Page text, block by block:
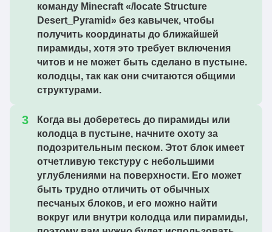
команду Minecraft «/locate Structure
Desert_Pyramid» без кавычек, чтобы
получить координаты до ближайшей
пирамиды, хотя это требует включения
читов и не может быть сделано в пустыне.
колодцы, так как они считаются общими
структурами.
Когда вы доберетесь до пирамиды или
колодца в пустыне, начните охоту за
подозрительным песком. Этот блок имеет
отчетливую текстуру с небольшими
углублениями на поверхности. Его может
быть трудно отличить от обычных
песчаных блоков, и его можно найти
вокруг или внутри колодца или пирамиды,